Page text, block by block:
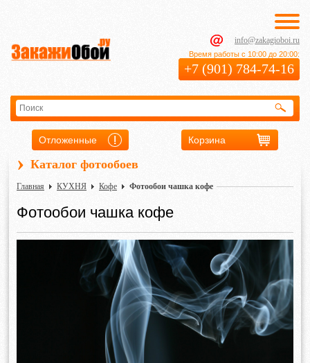
info@zakagioboi.ru
Время работы с 10:00 до 20:00:
+7 (901) 784-74-16
Отложенные Корзина
› Каталог фотообоев
Главная КУХНЯ Кофе Фотообои чашка кофе
Фотообои чашка кофе